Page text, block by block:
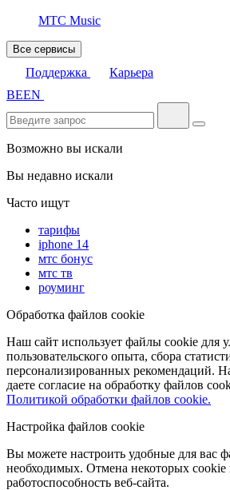
МТС Music
Все сервисы
Поддержка
Карьера
BEEN
Возможно вы искали
Вы недавно искали
Часто ищут
тарифы
iphone 14
мтс бонус
мтс тв
роуминг
Обработка файлов cookie
Наш сайт использует файлы cookie для
пользовательского опыта, сбора
персонализированных рекомендаций.
даете согласие на обработку файлов
Политикой обработки файлов cookie.
Настройка файлов cookie
Вы можете настроить удобные для вас
необходимых. Отмена некоторых cookie
работоспособность веб-сайта.